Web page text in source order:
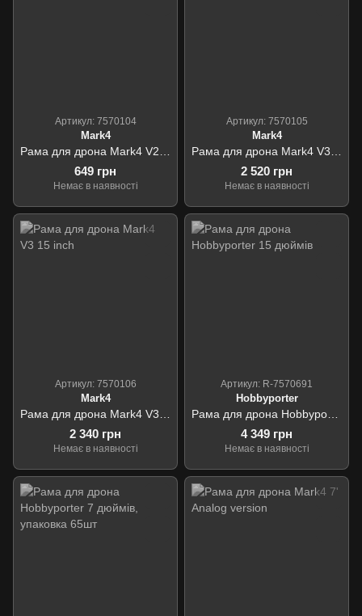
Артикул: 7570104
Mark4
649 грн
Немає в наявності
Артикул: 7570105
Mark4
2 520 грн
Немає в наявності
Артикул: 7570106
Mark4
2 340 грн
Немає в наявності
Артикул: R-7570691
Hobbyporter
4 349 грн
Немає в наявності